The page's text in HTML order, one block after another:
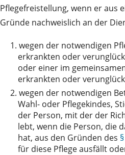
Pflegefreistellung, wenn er aus
Gründe nachweislich an der
1. wegen der notwendigen
erkrankten oder
oder einer im
erkrankten oder
2. wegen der notwendigen
Wahl- oder Pflegekindes,
der Person, mit der der
lebt, wenn die Person, die
hat, aus den Gründen des
für diese Pflege ausfällt